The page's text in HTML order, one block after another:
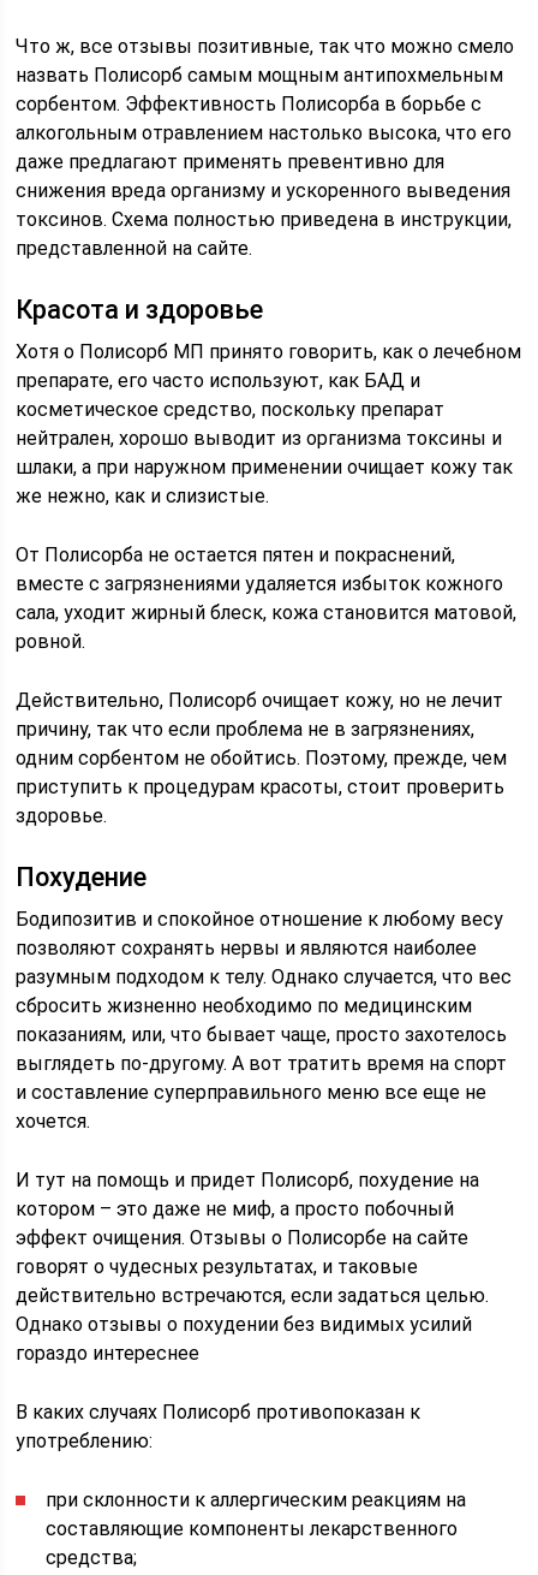
Что ж, все отзывы позитивные, так что можно смело
назвать Полисорб самым мощным антипохмельным
сорбентом. Эффективность Полисорба в борьбе с
алкогольным отравлением настолько высока, что его
даже предлагают применять превентивно для
снижения вреда организму и ускоренного выведения
токсинов. Схема полностью приведена в инструкции,
представленной на сайте.
Красота и здоровье
Хотя о Полисорб МП принято говорить, как о лечебном
препарате, его часто используют, как БАД и
косметическое средство, поскольку препарат
нейтрален, хорошо выводит из организма токсины и
шлаки, а при наружном применении очищает кожу так
же нежно, как и слизистые.
От Полисорба не остается пятен и покраснений,
вместе с загрязнениями удаляется избыток кожного
сала, уходит жирный блеск, кожа становится матовой,
ровной.
Действительно, Полисорб очищает кожу, но не лечит
причину, так что если проблема не в загрязнениях,
одним сорбентом не обойтись. Поэтому, прежде, чем
приступить к процедурам красоты, стоит проверить
здоровье.
Похудение
Бодипозитив и спокойное отношение к любому весу
позволяют сохранять нервы и являются наиболее
разумным подходом к телу. Однако случается, что вес
сбросить жизненно необходимо по медицинским
показаниям, или, что бывает чаще, просто захотелось
выглядеть по-другому. А вот тратить время на спорт
и составление суперправильного меню все еще не
хочется.
И тут на помощь и придет Полисорб, похудение на
котором – это даже не миф, а просто побочный
эффект очищения. Отзывы о Полисорбе на сайте
говорят о чудесных результатах, и таковые
действительно встречаются, если задаться целью.
Однако отзывы о похудении без видимых усилий
гораздо интереснее
В каких случаях Полисорб противопоказан к
употреблению:
при склонности к аллергическим реакциям на
составляющие компоненты лекарственного
средства;